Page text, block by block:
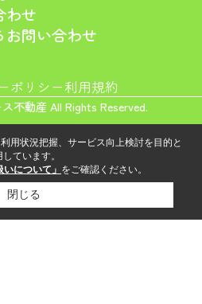
わせ
お問い合わせ
ポリシー利用規約
不動産 All Rights Reserved.
用状況把握、サービス向上検討を目的と
ています。
いについて」 をご確認ください。
閉じる